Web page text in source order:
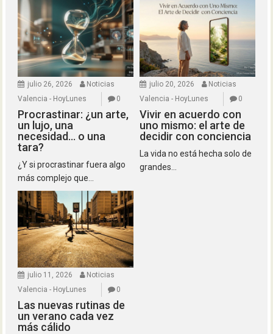
julio 26, 2026
Noticias
Valencia - HoyLunes
0
Procrastinar: ¿un arte,
un lujo, una
necesidad… o una
tara?
¿Y si procrastinar fuera algo
más complejo que...
julio 20, 2026
Noticias
Valencia - HoyLunes
0
Vivir en acuerdo con
uno mismo: el arte de
decidir con conciencia
La vida no está hecha solo de
grandes...
julio 11, 2026
Noticias
Valencia - HoyLunes
0
Las nuevas rutinas de
un verano cada vez
más cálido